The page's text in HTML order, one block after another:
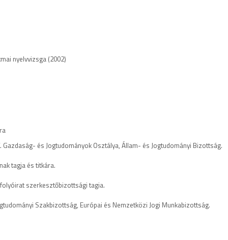
nyelvvizsga (2002)
Gazdaság- és Jogtudományok Osztálya, Állam- és Jogtudományi Bizottság.
tagja és titkára.
szerkesztőbizottsági tagia.
Szakbizottság, Európai és Nemzetközi Jogi Munkabizottság.